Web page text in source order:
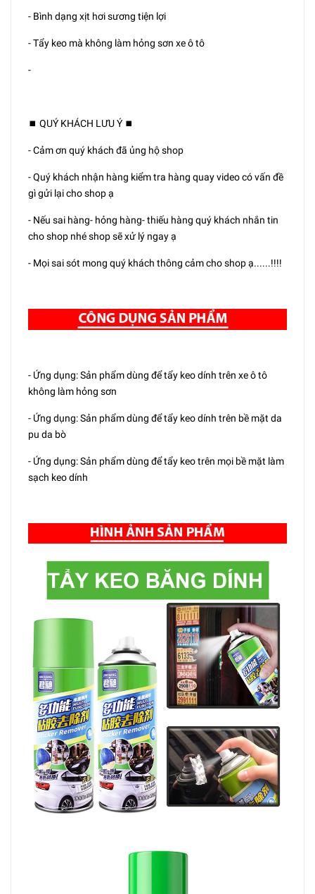
- Bình dạng xịt hơi sương tiện lợi
- Tẩy keo mà không làm hỏng sơn xe ô tô
-
⏹️ QUÝ KHÁCH LƯU Ý ⏹️
- Cảm ơn quý khách đã ủng hộ shop
- Quý khách nhận hàng kiểm tra hàng quay video có vấn đề
gì gửi lại cho shop ạ
- Nếu sai hàng- hỏng hàng- thiếu hàng quý khách nhắn tin
cho shop nhé shop sẽ xử lý ngay ạ
- Mọi sai sót mong quý khách thông cảm cho shop ạ......!!!!
- Ứng dụng: Sản phẩm dùng để tẩy keo dính trên xe ô tô
không làm hỏng sơn
- Ứng dụng: Sản phẩm dùng để tẩy keo dính trên bề mặt da
pu da bò
- Ứng dụng: Sản phẩm dùng để tẩy keo trên mọi bề mặt làm
sạch keo dính